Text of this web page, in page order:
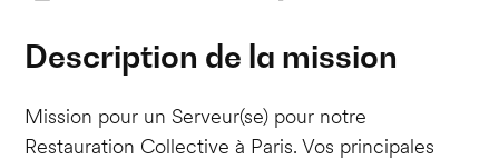
Description de la mission
Mission pour un Serveur(se) pour notre
Restauration Collective à Paris. Vos principales